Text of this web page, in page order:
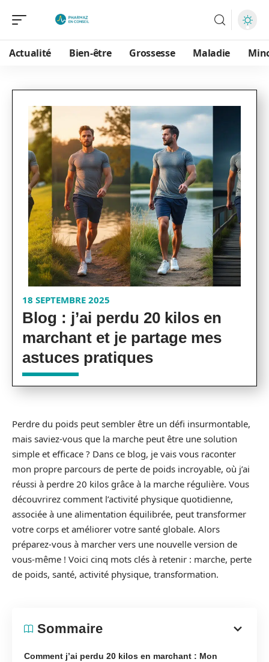
Actualité Bien-être Grossesse Maladie
18 SEPTEMBRE 2025
Blog : j’ai perdu 20 kilos en
marchant et je partage mes
astuces pratiques
Perdre du poids peut sembler être un défi insurmontable,
mais saviez-vous que la marche peut être une solution
simple et efficace ? Dans ce blog, je vais vous raconter
mon propre parcours de perte de poids incroyable, où j’ai
réussi à perdre 20 kilos grâce à la marche régulière. Vous
découvrirez comment l’activité physique quotidienne,
associée à une alimentation équilibrée, peut transformer
votre corps et améliorer votre santé globale. Alors
préparez-vous à marcher vers une nouvelle version de
vous-même ! Voici cinq mots clés à retenir : marche, perte
de poids, santé, activité physique, transformation.
Sommaire
Comment j’ai perdu 20 kilos en marchant : Mon